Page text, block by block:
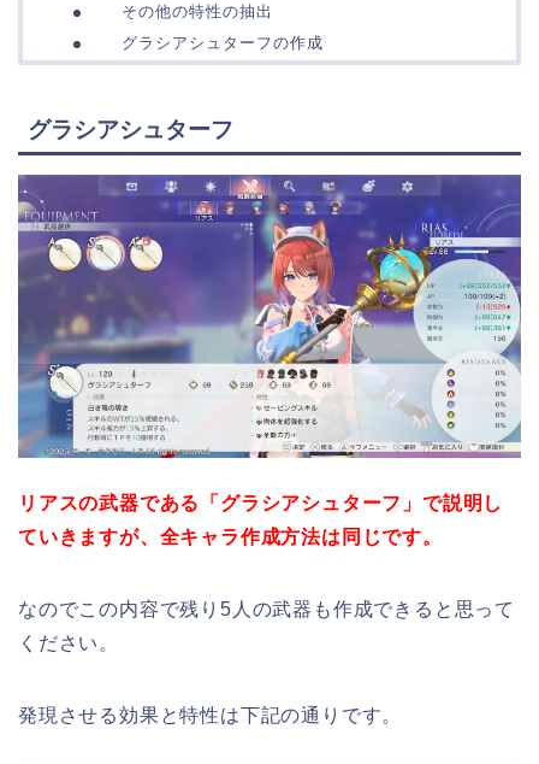
その他の特性の抽出
グラシアシュターフの作成
グラシアシュターフ
リアスの武器である「グラシアシュターフ」で説明し
ていきますが、全キャラ作成方法は同じです。
なのでこの内容で残り5人の武器も作成できると思って
ください。
発現させる効果と特性は下記の通りです。